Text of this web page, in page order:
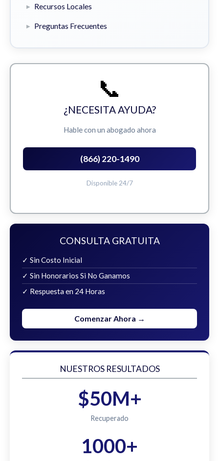
Recursos Locales
Preguntas Frecuentes
📞
¿NECESITA AYUDA?
Hable con un abogado ahora
(866) 220-1490
Disponible 24/7
CONSULTA GRATUITA
✓ Sin Costo Inicial
✓ Sin Honorarios Si No Ganamos
✓ Respuesta en 24 Horas
Comenzar Ahora →
NUESTROS RESULTADOS
$50M+
Recuperado
1000+